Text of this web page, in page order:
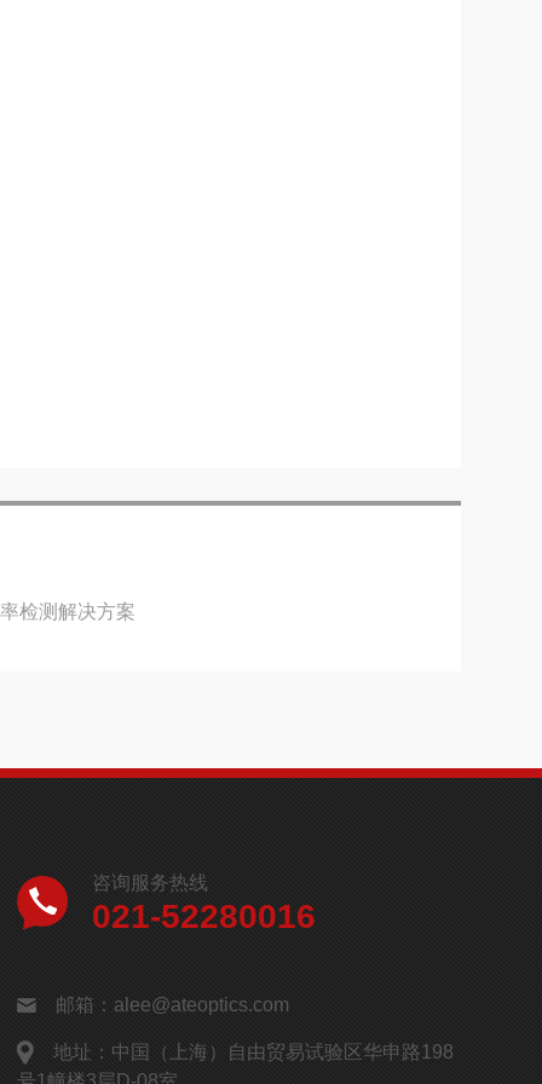
检测解决方案
咨询服务热线
021-52280016
邮箱：alee@ateoptics.com
地址：中国（上海）自由贸易试验区华申路198